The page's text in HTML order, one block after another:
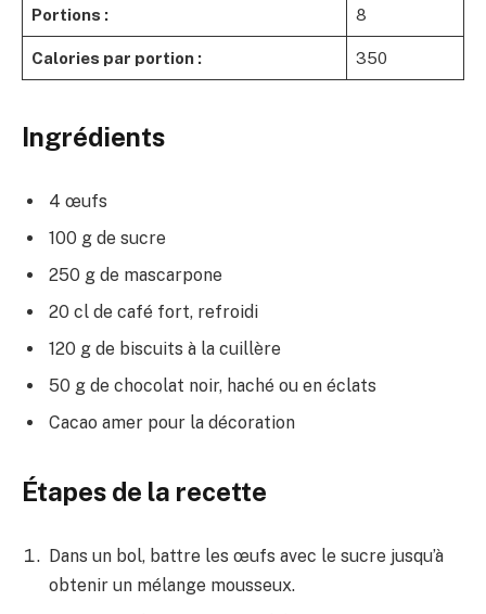
Portions : 8
Calories par portion : 350
Ingrédients
4 œufs
100 g de sucre
250 g de mascarpone
20 cl de café fort, refroidi
120 g de biscuits à la cuillère
50 g de chocolat noir, haché ou en éclats
Cacao amer pour la décoration
Étapes de la recette
Dans un bol, battre les œufs avec le sucre jusqu’à
obtenir un mélange mousseux.